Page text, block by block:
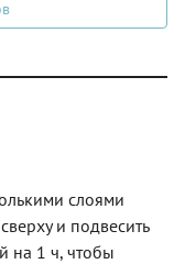
слоями
и подвесить
на 1 ч, чтобы